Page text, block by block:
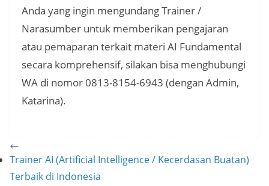
Anda yang ingin mengundang Trainer /
Narasumber untuk memberikan pengajaran
atau pemaparan terkait materi AI Fundamental
secara komprehensif, silakan bisa menghubungi
WA di nomor 0813-8154-6943 (dengan Admin,
Katarina).
Trainer AI (Artificial Intelligence / Kecerdasan Buatan)
Terbaik di Indonesia